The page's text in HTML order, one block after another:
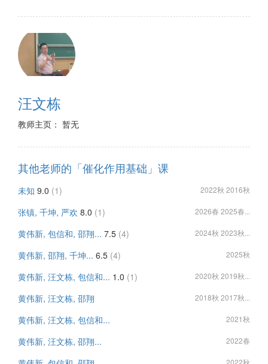
汪文栋
教师主页： 暂无
其他老师的「催化作用基础」课
未知 9.0 (1) 2022秋 2016秋
张镇, 千坤, 严欢 8.0 (1) 2026春 2025春...
黄伟新, 包信和, 邵翔... 7.5 (4) 2024秋 2023秋...
黄伟新, 邵翔, 千坤... 6.5 (4) 2025秋
黄伟新, 汪文栋, 包信和... 1.0 (1) 2020秋 2019秋...
黄伟新, 汪文栋, 邵翔 2018秋 2017秋...
黄伟新, 汪文栋, 包信和... 2021秋
黄伟新, 汪文栋, 邵翔... 2022春
2022秋